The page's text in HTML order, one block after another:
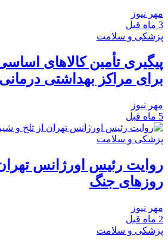
مهر نیوز
3 ماه قبل
پزشکی و سلامت
پیگیری تأمین کالاهای
برای مراکز بهداشتی درمانی
مهر نیوز
5 ماه قبل
پزشکی و سلامت
روایت رئیس اورژانس
روزهای جنگ
مهر نیوز
2 ماه قبل
پزشکی و سلامت